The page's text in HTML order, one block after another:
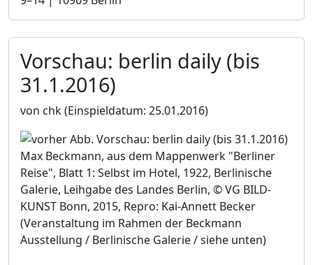
Vorschau: berlin daily (bis
31.1.2016)
von chk(Einspieldatum: 25.01.2016)
Max Beckmann, aus dem Mappenwerk "Berliner
Reise", Blatt 1: Selbst im Hotel, 1922, Berlinische
Galerie, Leihgabe des Landes Berlin, © VG BILD-
KUNST Bonn, 2015, Repro: Kai-Annett Becker
(Veranstaltung im Rahmen der Beckmann
Ausstellung / Berlinische Galerie / siehe unten)